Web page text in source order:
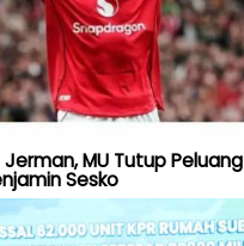
MU Tutup Peluang
Sesko